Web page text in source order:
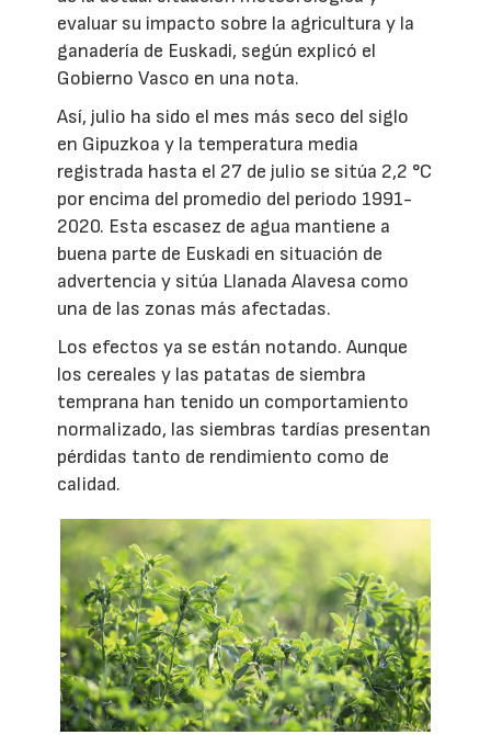
evaluar su impacto sobre la agricultura y la
ganadería de Euskadi, según explicó el
Gobierno Vasco en una nota.
Así, julio ha sido el mes más seco del siglo
en Gipuzkoa y la temperatura media
registrada hasta el 27 de julio se sitúa 2,2 °C
por encima del promedio del periodo 1991-
2020. Esta escasez de agua mantiene a
buena parte de Euskadi en situación de
advertencia y sitúa Llanada Alavesa como
una de las zonas más afectadas.
Los efectos ya se están notando. Aunque
los cereales y las patatas de siembra
temprana han tenido un comportamiento
normalizado, las siembras tardías presentan
pérdidas tanto de rendimiento como de
calidad.